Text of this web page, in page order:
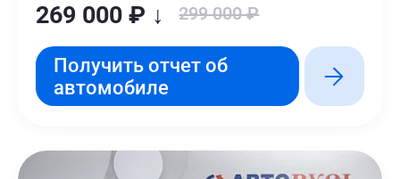
269 000 ₽ ↓ 299 000 ₽
Получить отчет об
автомобиле